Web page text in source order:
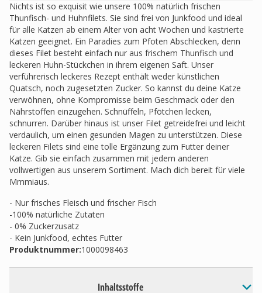
Nichts ist so exquisit wie unsere 100% natürlich frischen
Thunfisch- und Huhnfilets. Sie sind frei von Junkfood und ideal
für alle Katzen ab einem Alter von acht Wochen und kastrierte
Katzen geeignet. Ein Paradies zum Pfoten Abschlecken, denn
dieses Filet besteht einfach nur aus frischem Thunfisch und
leckeren Huhn-Stückchen in ihrem eigenen Saft. Unser
verführerisch leckeres Rezept enthält weder künstlichen
Quatsch, noch zugesetzten Zucker. So kannst du deine Katze
verwöhnen, ohne Kompromisse beim Geschmack oder den
Nährstoffen einzugehen. Schnüffeln, Pfötchen lecken,
schnurren. Darüber hinaus ist unser Filet getreidefrei und leicht
verdaulich, um einen gesunden Magen zu unterstützen. Diese
leckeren Filets sind eine tolle Ergänzung zum Futter deiner
Katze. Gib sie einfach zusammen mit jedem anderen
vollwertigen aus unserem Sortiment. Mach dich bereit für viele
Mmmiaus.
- Nur frisches Fleisch und frischer Fisch
-100% natürliche Zutaten
- 0% Zuckerzusatz
- Kein Junkfood, echtes Futter
Produktnummer:1000098463
Inhaltsstoffe